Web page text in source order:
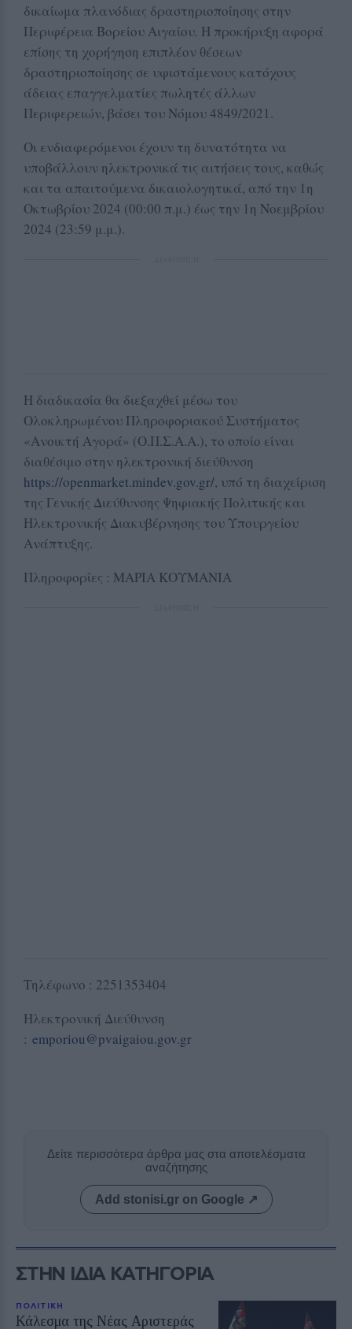
δικαίωμα πλανόδιας δραστηριοποίησης στην
Περιφέρεια Βορείου Αιγαίου. Η προκήρυξη αφορά
επίσης τη χορήγηση επιπλέον θέσεων
δραστηριοποίησης σε υφιστάμενους κατόχους
άδειας επαγγελματίες πωλητές άλλων
Περιφερειών, βάσει του Νόμου 4849/2021.
Οι ενδιαφερόμενοι έχουν τη δυνατότητα να
υποβάλλουν ηλεκτρονικά τις αιτήσεις τους, καθώς
και τα απαιτούμενα δικαιολογητικά, από την 1η
Οκτωβρίου 2024 (00:00 π.μ.) έως την 1η Νοεμβρίου
2024 (23:59 μ.μ.).
Η διαδικασία θα διεξαχθεί μέσω του
Ολοκληρωμένου Πληροφοριακού Συστήματος
«Ανοικτή Αγορά» (Ο.Π.Σ.Α.Α.), το οποίο είναι
διαθέσιμο στην ηλεκτρονική διεύθυνση
https://openmarket.mindev.gov.gr/, υπό τη διαχείριση
της Γενικής Διεύθυνσης Ψηφιακής Πολιτικής και
Ηλεκτρονικής Διακυβέρνησης του Υπουργείου
Ανάπτυξης.
Πληροφορίες : ΜΑΡΙΑ ΚΟΥΜΑΝΙΑ
Τηλέφωνο : 2251353404
Ηλεκτρονική Διεύθυνση
: emporiou@pvaigaiou.gov.gr
Δείτε περισσότερα άρθρα μας στα αποτελέσματα
αναζήτησης
Add stonisi.gr on Google ↗
ΣΤΗΝ ΙΔΙΑ ΚΑΤΗΓΟΡΙΑ
ΠΟΛΙΤΙΚΗ
Κάλεσμα της Νέας Αριστεράς